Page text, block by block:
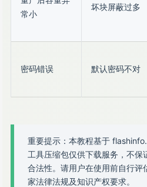
常小
坏块屏蔽过多
密码错误 默认密码不对
重要提示：本教程基于
工具压缩包仅供下载服务，不保
合法性。请用户在使用前自行评
家法律法规及知识产权要求。